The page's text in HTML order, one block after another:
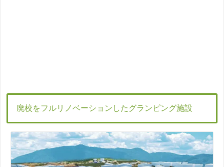
廃校をフルリノベーションしたグランピング施設